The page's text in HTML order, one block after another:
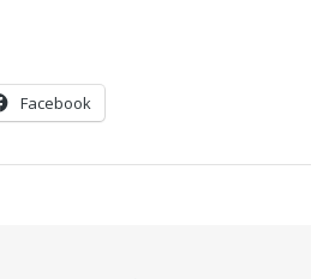
Facebook